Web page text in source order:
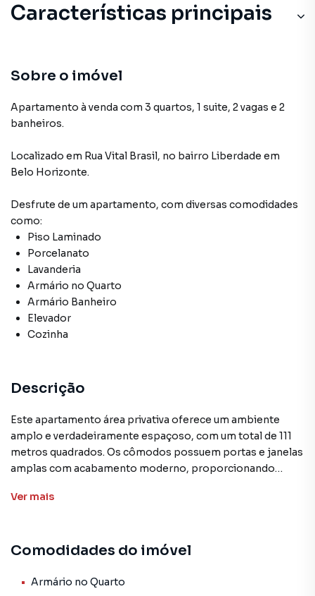
Características principais
Armário Banheiro
Elevador
Circuito Interno TV
Sobre o imóvel
Apartamento à venda com 3 quartos, 1 suite, 2 vagas e 2
banheiros.
Localizado em Rua Vital Brasil, no bairro Liberdade em
Belo Horizonte.
Desfrute de um apartamento, com diversas comodidades
como:
Piso Laminado
Porcelanato
Lavanderia
Armário no Quarto
Armário Banheiro
Elevador
Cozinha
Descrição
Este apartamento área privativa oferece um ambiente
amplo e verdadeiramente espaçoso, com um total de 111
metros quadrados. Os cômodos possuem portas e janelas
amplas com acabamento moderno, proporcionando
permite acomodar mais de dois ambientes, criando um
bastante agradável, ideal para relaxamento e lazer.
A cozinha segue o conceito americano, integrada à sala,
Ver mais
Comodidades do imóvel
Armário no Quarto